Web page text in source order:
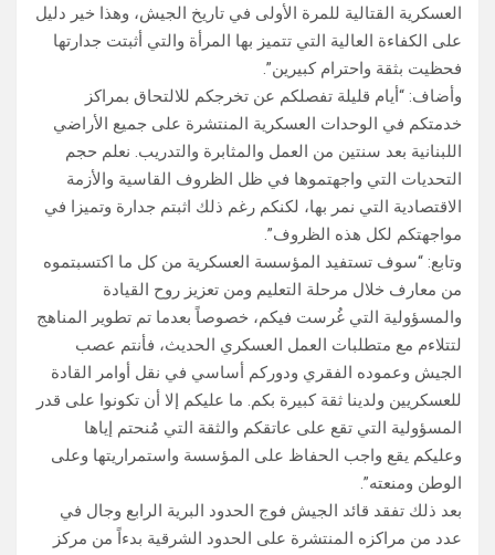
العسكرية القتالية للمرة الأولى في تاريخ الجيش، وهذا خير دليل
على الكفاءة العالية التي تتميز بها المرأة والتي أثبتت جدارتها
فحظيت بثقة واحترام كبيرين”.
وأضاف: “أيام قليلة تفصلكم عن تخرجكم للالتحاق بمراكز
خدمتكم في الوحدات العسكرية المنتشرة على جميع الأراضي
اللبنانية بعد سنتين من العمل والمثابرة والتدريب. نعلم حجم
التحديات التي واجهتموها في ظل الظروف القاسية والأزمة
الاقتصادية التي نمر بها، لكنكم رغم ذلك اثبتم جدارة وتميزا في
مواجهتكم لكل هذه الظروف”.
وتابع: “سوف تستفيد المؤسسة العسكرية من كل ما اكتسبتموه
من معارف خلال مرحلة التعليم ومن تعزيز روح القيادة
والمسؤولية التي غُرست فيكم، خصوصاً بعدما تم تطوير المناهج
لتتلاءم مع متطلبات العمل العسكري الحديث، فأنتم عصب
الجيش وعموده الفقري ودوركم أساسي في نقل أوامر القادة
للعسكريين ولدينا ثقة كبيرة بكم. ما عليكم إلا أن تكونوا على قدر
المسؤولية التي تقع على عاتقكم والثقة التي مُنحتم إياها
وعليكم يقع واجب الحفاظ على المؤسسة واستمراريتها وعلى
الوطن ومنعته”.
بعد ذلك تفقد قائد الجيش فوج الحدود البرية الرابع وجال في
عدد من مراكزه المنتشرة على ‏الحدود الشرقية بدءاً من مركز